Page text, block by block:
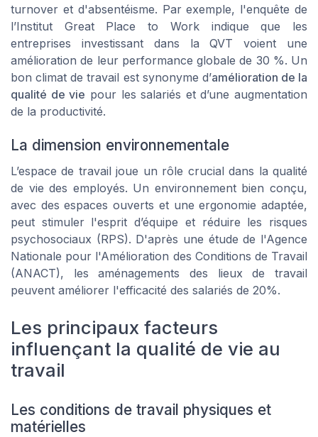
turnover et d'absentéisme. Par exemple, l'enquête de
l’Institut Great Place to Work indique que les
entreprises investissant dans la QVT voient une
amélioration de leur performance globale de 30 %. Un
bon climat de travail est synonyme d’amélioration de la
qualité de vie pour les salariés et d’une augmentation
de la productivité.
La dimension environnementale
L’espace de travail joue un rôle crucial dans la qualité
de vie des employés. Un environnement bien conçu,
avec des espaces ouverts et une ergonomie adaptée,
peut stimuler l'esprit d’équipe et réduire les risques
psychosociaux (RPS). D'après une étude de l'Agence
Nationale pour l'Amélioration des Conditions de Travail
(ANACT), les aménagements des lieux de travail
peuvent améliorer l'efficacité des salariés de 20%.
Les principaux facteurs
influençant la qualité de vie au
travail
Les conditions de travail physiques et
matérielles